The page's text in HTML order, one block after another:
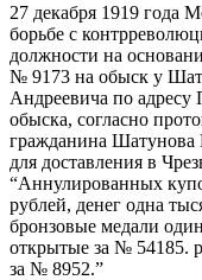
27 декабря 1919 года
борьбе с
должности на
№ 9173 на обыск у
Андреевича по адресу
обыска, согласно
гражданина
для доставления в
“Аннулированных
рублей, денег одна
бронзовые медали
открытые за № 54185.
за № 8952.”